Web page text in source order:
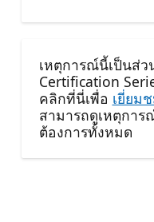
เหตุการณ์นี้เป็นส่ว
Certification
คลิกที่นี่เพื่อ เยี่ยม
สามารถดูเหตุกา
ต้องการทั้งหมด